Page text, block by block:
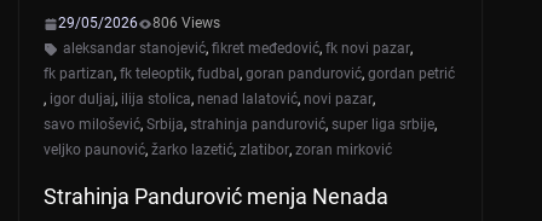
29/05/2026
806 Views
aleksandar stanojević, fikret međedović, fk novi pazar,
fk partizan, fk teleoptik, fudbal , goran pandurović, gordan petrić
, igor duljaj, ilija stolica, nenad lalatović, novi pazar,
savo milošević, Srbija, strahinja pandurović, super liga srbije,
veljko paunović, žarko lazetić, zlatibor, zoran mirković
Strahinja Pandurović menja Nenada